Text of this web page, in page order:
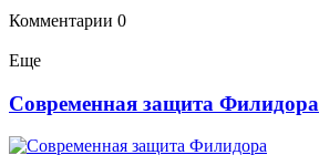
Комментарии 0
Еще
Современная защита Филидора